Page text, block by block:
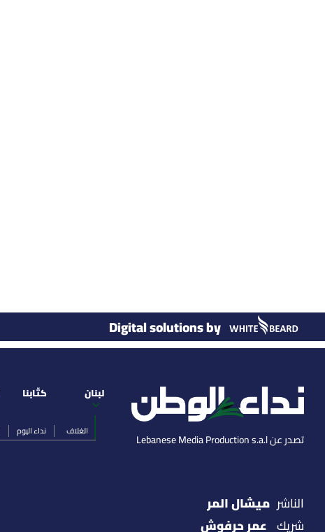
Digital solutions by
تصدر عن Lebanese Media Production s.a.l
لبنان
الغلاف نداء اليوم
كتّابنا
الناشر ميشال المر
شريك عمر حرفوش